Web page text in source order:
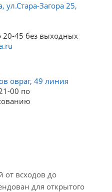
ул.Стара-Загора 25,
20-45 без выходных
овраг, 49 линия
00 по
от всходов до
для открытого